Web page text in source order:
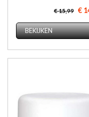
€ 15,99 €
BEKIJKEN